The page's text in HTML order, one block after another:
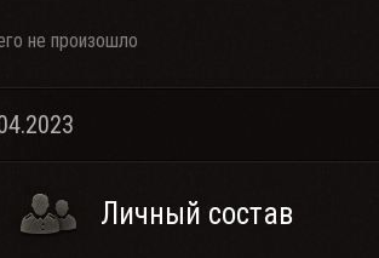
не произошло
Личный состав